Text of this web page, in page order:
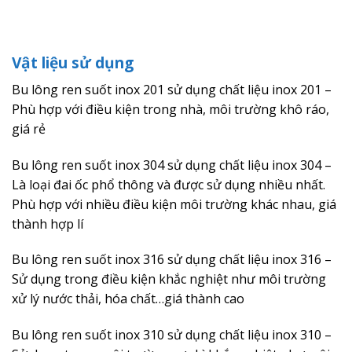
Vật liệu sử dụng
Bu lông ren suốt inox 201 sử dụng chất liệu inox 201 –
Phù hợp với điều kiện trong nhà, môi trường khô ráo,
giá rẻ
Bu lông ren suốt inox 304 sử dụng chất liệu inox 304 –
Là loại đai ốc phổ thông và được sử dụng nhiều nhất.
Phù hợp với nhiều điều kiện môi trường khác nhau, giá
thành hợp lí
Bu lông ren suốt inox 316 sử dụng chất liệu inox 316 –
Sử dụng trong điều kiện khắc nghiệt như môi trường
xử lý nước thải, hóa chất…giá thành cao
Bu lông ren suốt inox 310 sử dụng chất liệu inox 310 –